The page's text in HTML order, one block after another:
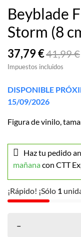
Beyblade
Storm (8
37,79 €41,99 €
Impuestos incluidos
DISPONIBLE
15/09/2026
Figura de vinilo,
Haz tu pedido
mañanacon CTT
¡Rápido! ¡Sólo 1
–